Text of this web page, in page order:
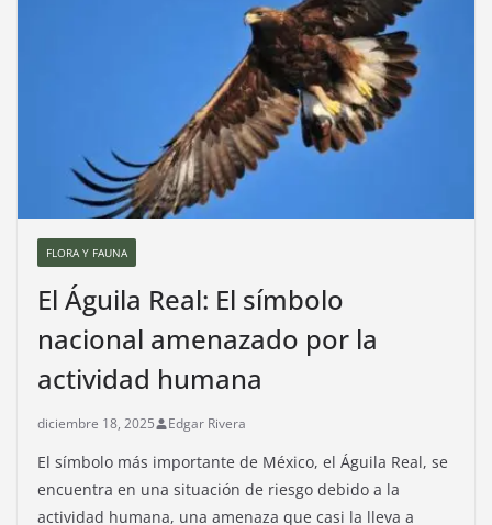
FLORA Y FAUNA
El Águila Real: El símbolo
nacional amenazado por la
actividad humana
diciembre 18, 2025 Edgar Rivera
El símbolo más importante de México, el Águila Real, se
encuentra en una situación de riesgo debido a la
actividad humana, una amenaza que casi la lleva a